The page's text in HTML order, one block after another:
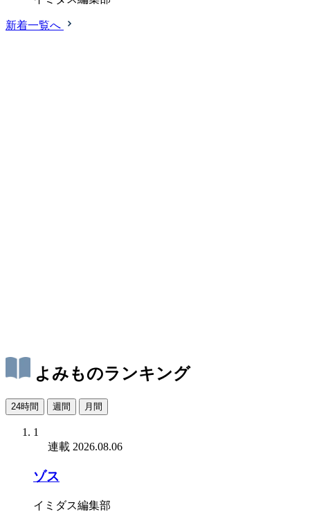
新着一覧へ
よみものランキング
24時間 週間 月間
1
連載 2026.08.06
ゾス
イミダス編集部